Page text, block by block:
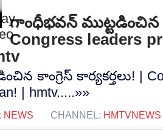
గాంధీభవన్ ముట్టడించిన
Congress leaders
కాంగ్రెస్ కార్యకర్తలు! |
| hmtv.....»»
NEWS CHANNEL: HMTVNEWS